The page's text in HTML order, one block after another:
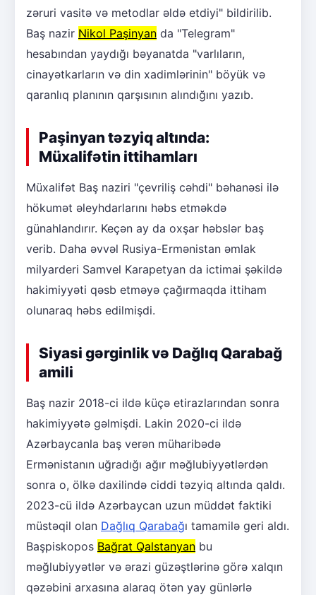
zəruri vasitə və metodlar əldə etdiyi" bildirilib.
Baş nazir Nikol Paşinyan da "Telegram"
hesabından yaydığı bəyanatda "varlıların,
cinayətkarların və din xadimlərinin" böyük və
qaranlıq planının qarşısının alındığını yazıb.
Paşinyan təzyiq altında:
Müxalifətin ittihamları
Müxalifət Baş naziri "çevriliş cəhdi" bəhanəsi ilə
hökumət əleyhdarlarını həbs etməkdə
günahlandırır. Keçən ay da oxşar həbslər baş
verib. Daha əvvəl Rusiya-Ermənistan əmlak
milyarderi Samvel Karapetyan da ictimai şəkildə
hakimiyyəti qəsb etməyə çağırmaqda ittiham
olunaraq həbs edilmişdi.
Siyasi gərginlik və Dağlıq Qarabağ
amili
Baş nazir 2018-ci ildə küçə etirazlarından sonra
hakimiyyətə gəlmişdi. Lakin 2020-ci ildə
Azərbaycanla baş verən müharibədə
Ermənistanın uğradığı ağır məğlubiyyətlərdən
sonra o, ölkə daxilində ciddi təzyiq altında qaldı.
2023-cü ildə Azərbaycan uzun müddət faktiki
müstəqil olan Dağlıq Qarabağı tamamilə geri aldı.
Başpiskopos Bağrat Qalstanyan bu
məğlubiyyətlər və ərazi güzəştlərinə görə xalqın
qəzəbini arxasına alaraq ötən yay günlərlə